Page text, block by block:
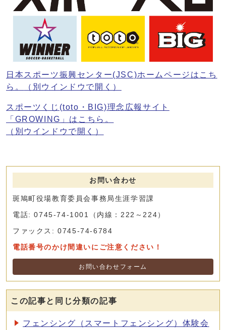
日本スポーツ振興センター(JSC)ホームページはこち
ら。
（別ウインドウで開く）
スポーツくじ(toto・BIG)理念広報サイト
「GROWING」はこちら。
（別ウインドウで開く）
お問い合わせ
斑鳩町役場教育委員会事務局生涯学習課
電話: 0745-74-1001（内線：222～224）
ファックス: 0745-74-6784
電話番号のかけ間違いにご注意ください！
お問い合わせフォーム
この記事と同じ分類の記事
フェンシング（スマートフェンシング）体験会